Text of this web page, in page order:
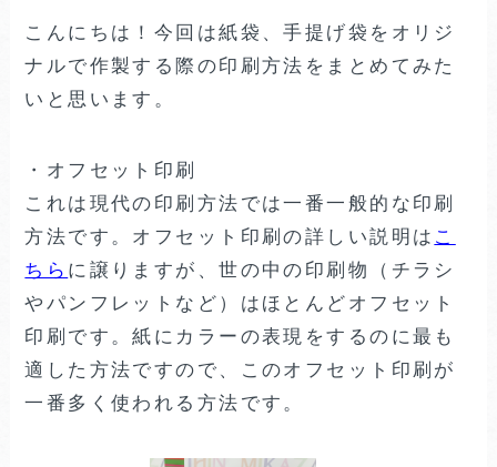
こんにちは！今回は紙袋、手提げ袋をオリジ
ナルで作製する際の印刷方法をまとめてみた
いと思います。
・オフセット印刷
これは現代の印刷方法では一番一般的な印刷
方法です。オフセット印刷の詳しい説明は こ
ちら に譲りますが、世の中の印刷物（チラシ
やパンフレットなど）はほとんどオフセット
印刷です。紙にカラーの表現をするのに最も
適した方法ですので、このオフセット印刷が
一番多く使われる方法です。